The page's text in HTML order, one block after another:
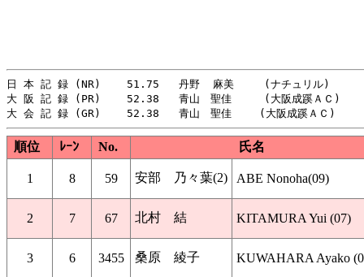
日 本 記 録 (NR)    51.75   丹野  麻美　   (ナチュリル)
大 阪 記 録 (PR)    52.38   青山　聖佳     (大阪成蹊ＡＣ)
順位 ﾚｰﾝ No. 氏名
1 8 59 安部 乃々葉(2) ABE Nonoha(09)
2 7 67 北村 結 KITAMURA Yui (07)
3 6 3455 桑原 綾子 KUWAHARA Ayako